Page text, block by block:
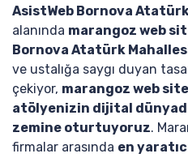
AsistWeb Bornova Atatürk
alanında marangoz web
Bornova Atatürk Mahallesi
ve ustalığa saygı duyan
çekiyor, marangoz web
atölyenizin dijital
zemine oturtuyoruz.
firmalar arasında en